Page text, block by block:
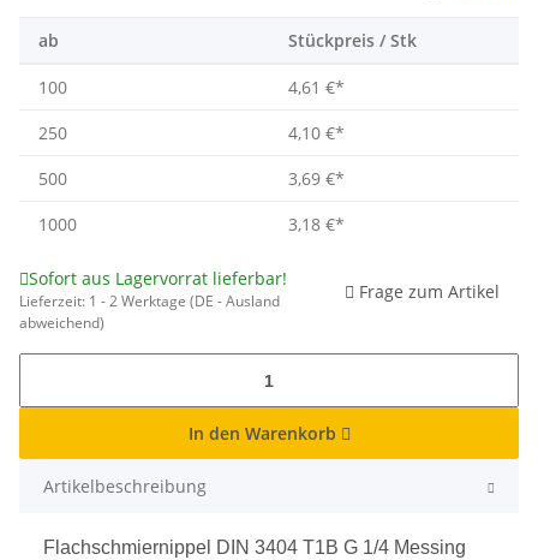
ab Stückpreis / Stk
100 4,61 €*
250
4,10 €*
500
3,69 €*
1000
3,18 €*
Sofort aus Lagervorrat lieferbar!
Lieferzeit: 1 - 2 Werktage (DE - Ausland
abweichend)
Frage zum Artikel
In den Warenkorb
Artikelbeschreibung
Flachschmiernippel DIN 3404 T1B G 1/4 Messing